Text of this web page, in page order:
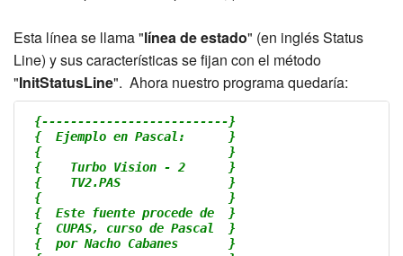
Esta línea se llama "línea de estado" (en inglés Status
Line) y sus características se fijan con el método
"InitStatusLine". Ahora nuestro programa quedaría:
{--------------------------}
{  Ejemplo en Pascal:      }
{                          }
{    Turbo Vision - 2      }
{    TV2.PAS               }
{                          }
{  Este fuente procede de  }
{  CUPAS, curso de Pascal  }
{  por Nacho Cabanes       }